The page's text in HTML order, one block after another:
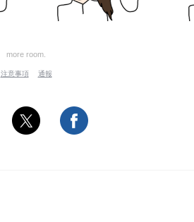
more room.
注意事項 通報